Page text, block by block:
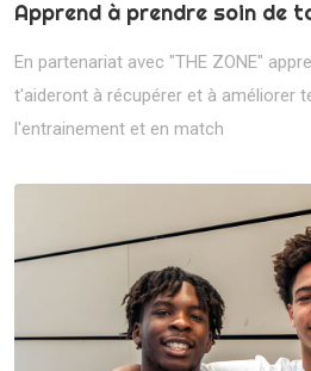
Apprend à prendre soin de
En partenariat avec "THE ZONE"
t'aideront à récupérer et à améliorer
l'entrainement et en match